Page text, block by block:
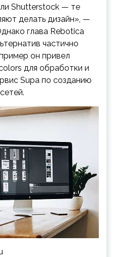
Shutterstock — те
делать дизайн», —
глава Rebotica
частично
он привел
для обработки и
Supa по созданию